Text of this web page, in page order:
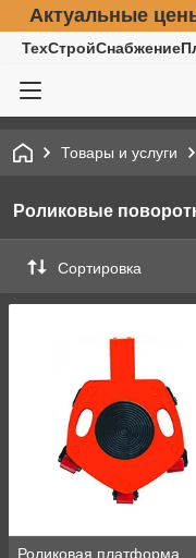
Актуальные
Товары и услуги
Роликовые
Сортировка
Роликовая платформа